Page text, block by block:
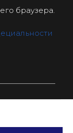
браузера.